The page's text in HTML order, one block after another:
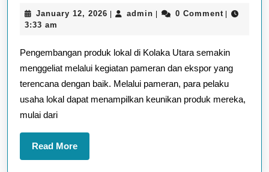
Lokal
Utara
melalui
Kegiatan
Pameran
January 12, 2026 January
| admin admin
| 0 Comment |
3:33 am
Pengembangan produk lokal di Kolaka Utara semakin
menggeliat melalui kegiatan pameran dan ekspor yang
terencana dengan baik. Melalui pameran, para pelaku
usaha lokal dapat menampilkan keunikan produk mereka,
mulai dari
Read MoreRead
More